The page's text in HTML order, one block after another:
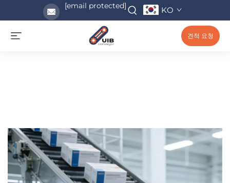
[email protected] KO
견적 요청